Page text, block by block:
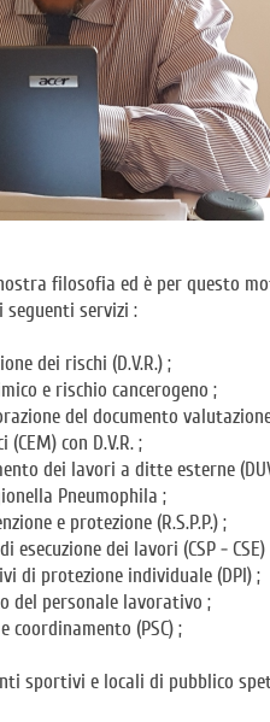
filosofia ed è per questo
seguenti servizi :
dei rischi (D.V.R.) ;
e rischio cancerogeno ;
del documento
con D.V.R. ;
dei lavori a ditte esterne
Pneumophila ;
e protezione (R.S.P.P.) ;
dei lavori (CSP - CSE)
di protezione individuale (DPI) ;
del personale lavorativo ;
(PSC) ;
sportivi e locali di pubblico